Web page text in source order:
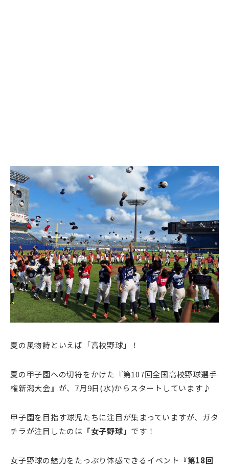
夏の風物詩といえば「高校野球」！
夏の甲子園への切符をかけた『第107回全国高校野球選手
権新潟大会』が、7月9日(水)からスタートしています♪
甲子園を目指す球児たちに注目が集まっていますが、ガタ
チラが注目したのは 「女子野球」 です！
女子野球の魅力をたっぷり体感できるイベント 『第18回